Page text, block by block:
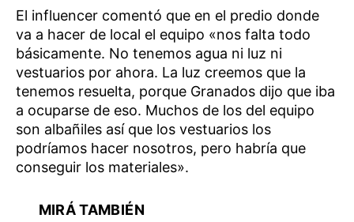
El influencer comentó que en el predio donde
va a hacer de local el equipo «nos falta todo
básicamente. No tenemos agua ni luz ni
vestuarios por ahora. La luz creemos que la
tenemos resuelta, porque Granados dijo que iba
a ocuparse de eso. Muchos de los del equipo
son albañiles así que los vestuarios los
podríamos hacer nosotros, pero habría que
conseguir los materiales».